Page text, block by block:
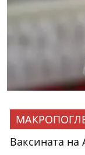
Ваксината